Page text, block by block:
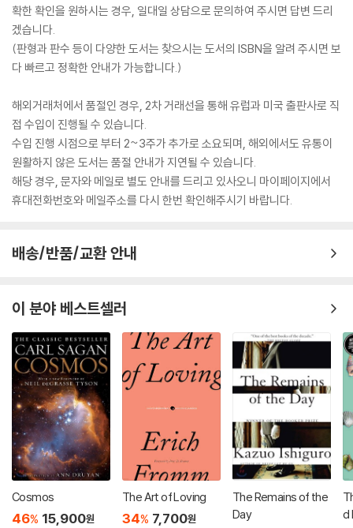
확한 확인을 원하시는 경우, 일대일 상담으로 문의하여 주시면 답변 드리
겠습니다.
(판형과 판수 등이 다양한 도서는 찾으시는 도서의 ISBN을 알려 주시면 보
다 빠르고 정확한 안내가 가능합니다.)
해외거래처에서 품절인 경우, 2차 거래선을 통해 유럽과 미국 출판사로 직
접 수입이 진행될 수 있습니다.
수입 진행 시점으로 부터 2~3주가 추가로 소요되며, 해외에서도 유통이
원활하지 않은 도서는 품절 안내가 지연될 수 있습니다.
해당 경우, 문자와 메일로 별도 안내를 드리고 있사오니 마이페이지에서
휴대전화번호와 메일주소를 다시 한번 확인해주시기 바랍니다.
배송/반품/교환 안내
이 분야 베스트셀러
Cosmos
46% 15,900원
The Art of Loving
34% 7,700원
The Remains of the
Day
d